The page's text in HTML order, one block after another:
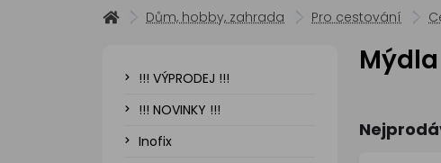
Dům, hobby, zahrada Pro cestování
!!! VÝPRODEJ !!!
!!! NOVINKY !!!
Inofix
Mýdla